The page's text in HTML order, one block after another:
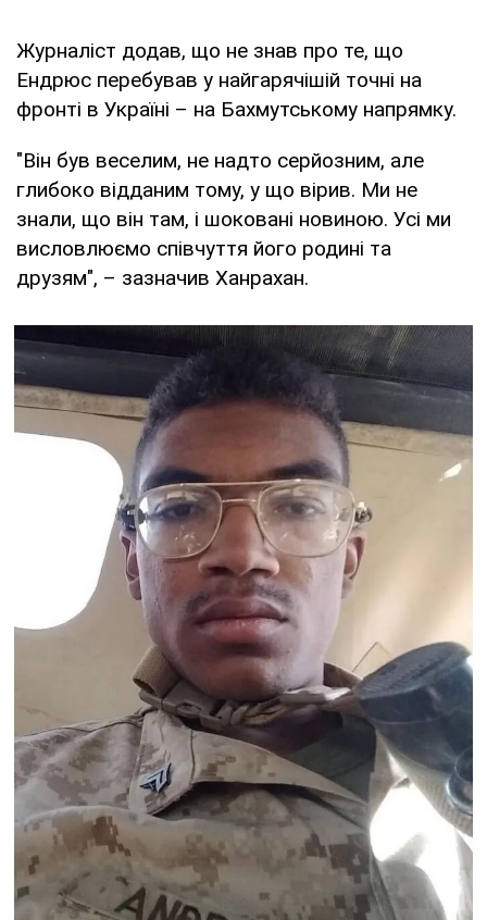
Журналіст додав, що не знав про те, що
Ендрюс перебував у найгарячішій точні на
фронті в Україні – на Бахмутському напрямку.
"Він був веселим, не надто серйозним, але
глибоко відданим тому, у що вірив. Ми не
знали, що він там, і шоковані новиною. Усі ми
висловлюємо співчуття його родині та
друзям", – зазначив Ханрахан.